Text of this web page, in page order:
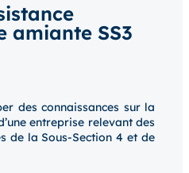
amiante SS3
des connaissances sur la
entreprise relevant des
de la Sous-Section 4 et de